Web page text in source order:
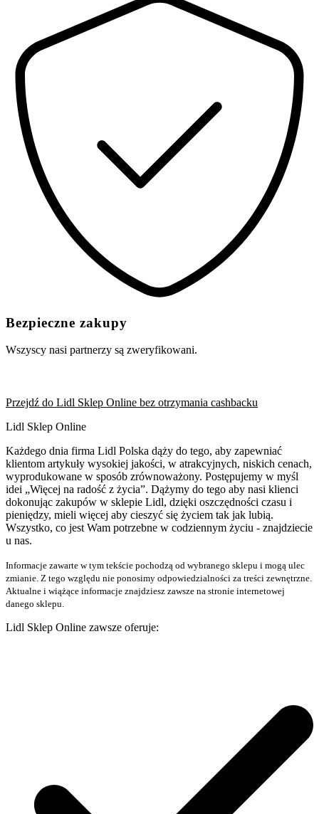
Bezpieczne zakupy
Wszyscy nasi partnerzy są zweryfikowani.
Przejdź do Lidl Sklep Online bez otrzymania cashbacku
Lidl Sklep Online
Każdego dnia firma Lidl Polska dąży do tego, aby zapewniać
klientom artykuły wysokiej jakości, w atrakcyjnych, niskich cenach,
wyprodukowane w sposób zrównoważony. Postępujemy w myśl
idei „Więcej na radość z życia”. Dążymy do tego aby nasi klienci
dokonując zakupów w sklepie Lidl, dzięki oszczędności czasu i
pieniędzy, mieli więcej aby cieszyć się życiem tak jak lubią.
Wszystko, co jest Wam potrzebne w codziennym życiu - znajdziecie
u nas.
Informacje zawarte w tym tekście pochodzą od wybranego sklepu i mogą ulec
zmianie. Z tego względu nie ponosimy odpowiedzialności za treści zewnętrzne.
Aktualne i wiążące informacje znajdziesz zawsze na stronie internetowej
danego sklepu.
Lidl Sklep Online zawsze oferuje: